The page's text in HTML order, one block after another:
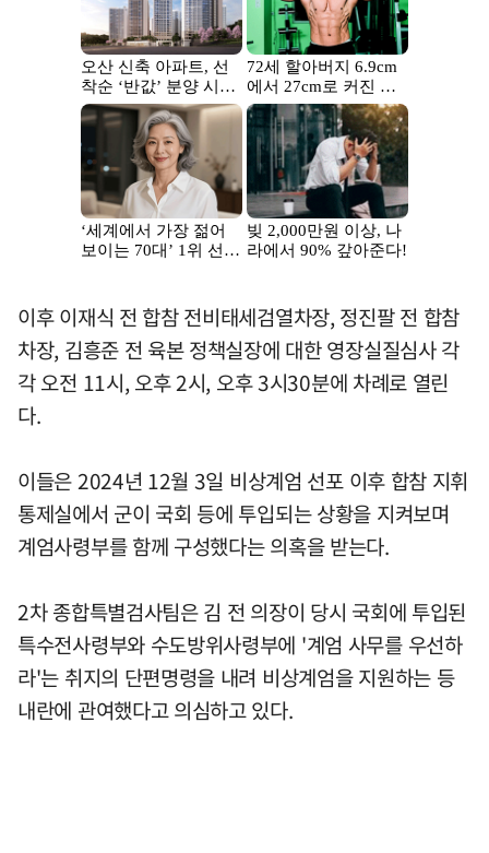
이후 이재식 전 합참 전비태세검열차장, 정진팔 전 합참
차장, 김흥준 전 육본 정책실장에 대한 영장실질심사 각
각 오전 11시, 오후 2시, 오후 3시30분에 차례로 열린
다.
이들은 2024년 12월 3일 비상계엄 선포 이후 합참 지휘
통제실에서 군이 국회 등에 투입되는 상황을 지켜보며
계엄사령부를 함께 구성했다는 의혹을 받는다.
2차 종합특별검사팀은 김 전 의장이 당시 국회에 투입된
특수전사령부와 수도방위사령부에 '계엄 사무를 우선하
라'는 취지의 단편명령을 내려 비상계엄을 지원하는 등
내란에 관여했다고 의심하고 있다.